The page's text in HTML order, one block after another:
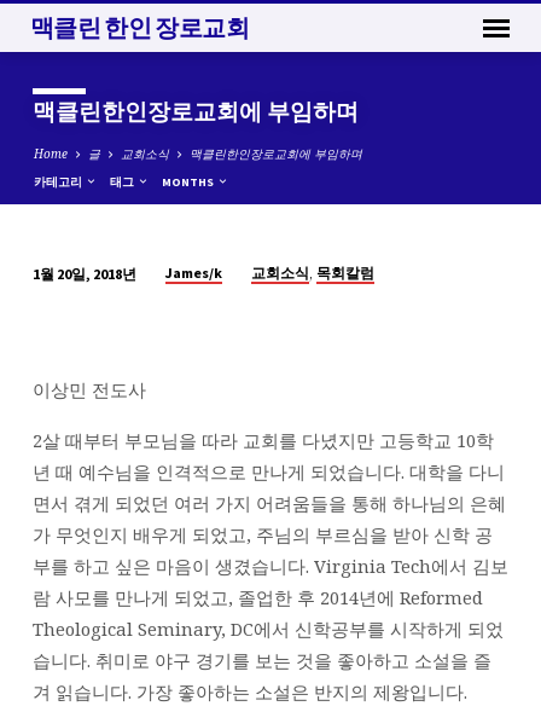
맥클린 한인 장로교회
맥클린한인장로교회에 부임하며
Home 글 교회소식 맥클린한인장로교회에 부임하며
카테고리 태그 MONTHS
한
장
로
교
회
에
부
임
하
며
1월 20일, 2018년 James/k 교회소식,목회칼럼
이상민 전도사
2살 때부터 부모님을 따라 교회를 다녔지만 고등학교 10학
년 때 예수님을 인격적으로 만나게 되었습니다. 대학을 다니
면서 겪게 되었던 여러 가지 어려움들을 통해 하나님의 은혜
가 무엇인지 배우게 되었고, 주님의 부르심을 받아 신학 공
부를 하고 싶은 마음이 생겼습니다. Virginia Tech에서 김보
람 사모를 만나게 되었고, 졸업한 후 2014년에 Reformed
Theological Seminary, DC에서 신학공부를 시작하게 되었
습니다. 취미로 야구 경기를 보는 것을 좋아하고 소설을 즐
겨 읽습니다. 가장 좋아하는 소설은 반지의 제왕입니다.